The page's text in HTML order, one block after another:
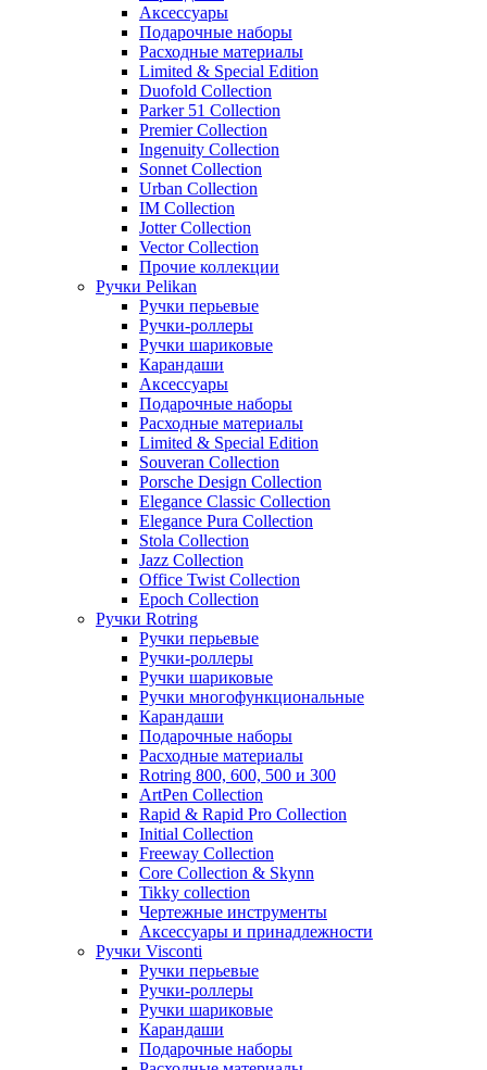
Аксессуары
Подарочные наборы
Расходные материалы
Limited & Special Edition
Duofold Collection
Parker 51 Collection
Premier Collection
Ingenuity Collection
Sonnet Collection
Urban Collection
IM Collection
Jotter Collection
Vector Collection
Прочие коллекции
Ручки Pelikan
Ручки перьевые
Ручки-роллеры
Ручки шариковые
Карандаши
Аксессуары
Подарочные наборы
Расходные материалы
Limited & Special Edition
Souveran Collection
Porsche Design Collection
Elegance Classic Collection
Elegance Pura Collection
Stola Collection
Jazz Collection
Office Twist Collection
Epoch Collection
Ручки Rotring
Ручки перьевые
Ручки-роллеры
Ручки шариковые
Ручки многофункциональные
Карандаши
Подарочные наборы
Расходные материалы
Rotring 800, 600, 500 и 300
ArtPen Collection
Rapid & Rapid Pro Collection
Initial Collection
Freeway Collection
Core Collection & Skynn
Tikky collection
Чертежные инструменты
Аксессуары и принадлежности
Ручки Visconti
Ручки перьевые
Ручки-роллеры
Ручки шариковые
Карандаши
Подарочные наборы